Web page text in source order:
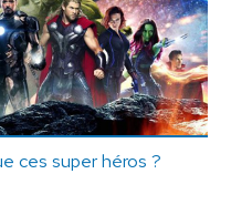
ces super héros ?